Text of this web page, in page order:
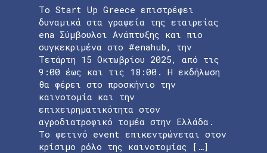
Το Start Up Greece επιστρέφει
δυναμικά στα γραφεία της εταιρείας
ena Σύμβουλοι Ανάπτυξης και πιο
συγκεκριμένα στο #enahub, την
Τετάρτη 15 Οκτωβρίου 2025, από τις
9:00 έως και τις 18:00. Η εκδήλωση
θα φέρει στο προσκήνιο την
καινοτομία και την
επιχειρηματικότητα στον
αγροδιατροφικό τομέα στην Ελλάδα.
Το φετινό event επικεντρώνεται στον
κρίσιμο ρόλο της καινοτομίας […]